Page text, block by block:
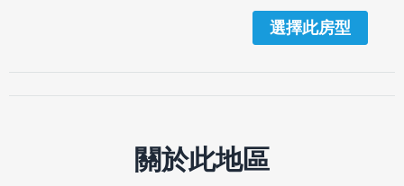
選擇此房型
關於此地區